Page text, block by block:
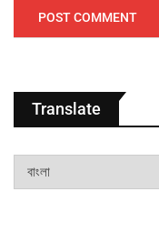
Translate